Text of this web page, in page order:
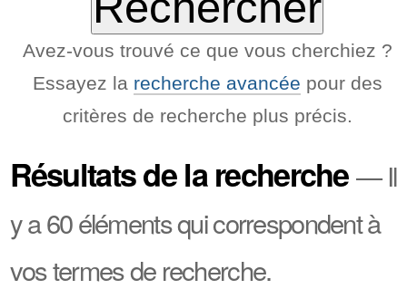
Avez-vous trouvé ce que vous cherchiez ?
Essayez la recherche avancée pour des
critères de recherche plus précis.
Résultats de la recherche —Il
y a 60 éléments qui correspondent à
vos termes de recherche.